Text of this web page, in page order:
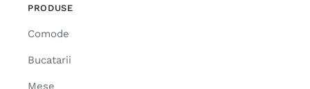
PRODUSE
Comode
Bucatarii
Mese